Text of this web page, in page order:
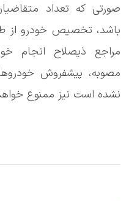
صورتی که تعداد
باشد، تخصیص خودرو از
مراجع ذیصلاح انجام
مصوبه، پیشفروش
نشده است نیز ممنوع